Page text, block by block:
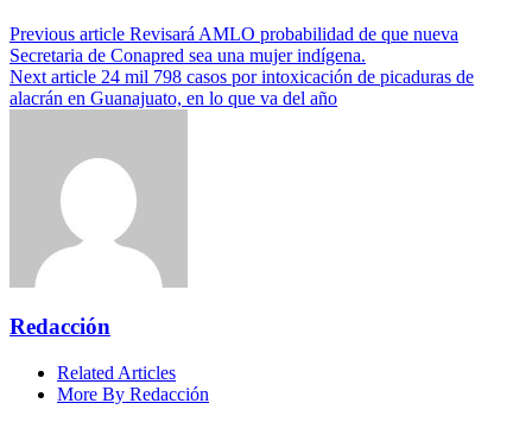
Previous article Revisará AMLO probabilidad de que nueva
Secretaria de Conapred sea una mujer indígena.
Next article 24 mil 798 casos por intoxicación de picaduras de
alacrán en Guanajuato, en lo que va del año
Redacción
Related Articles
More By Redacción